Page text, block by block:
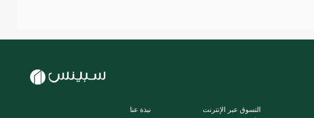
نبذة عنا
التسوق عبر الإنترنت